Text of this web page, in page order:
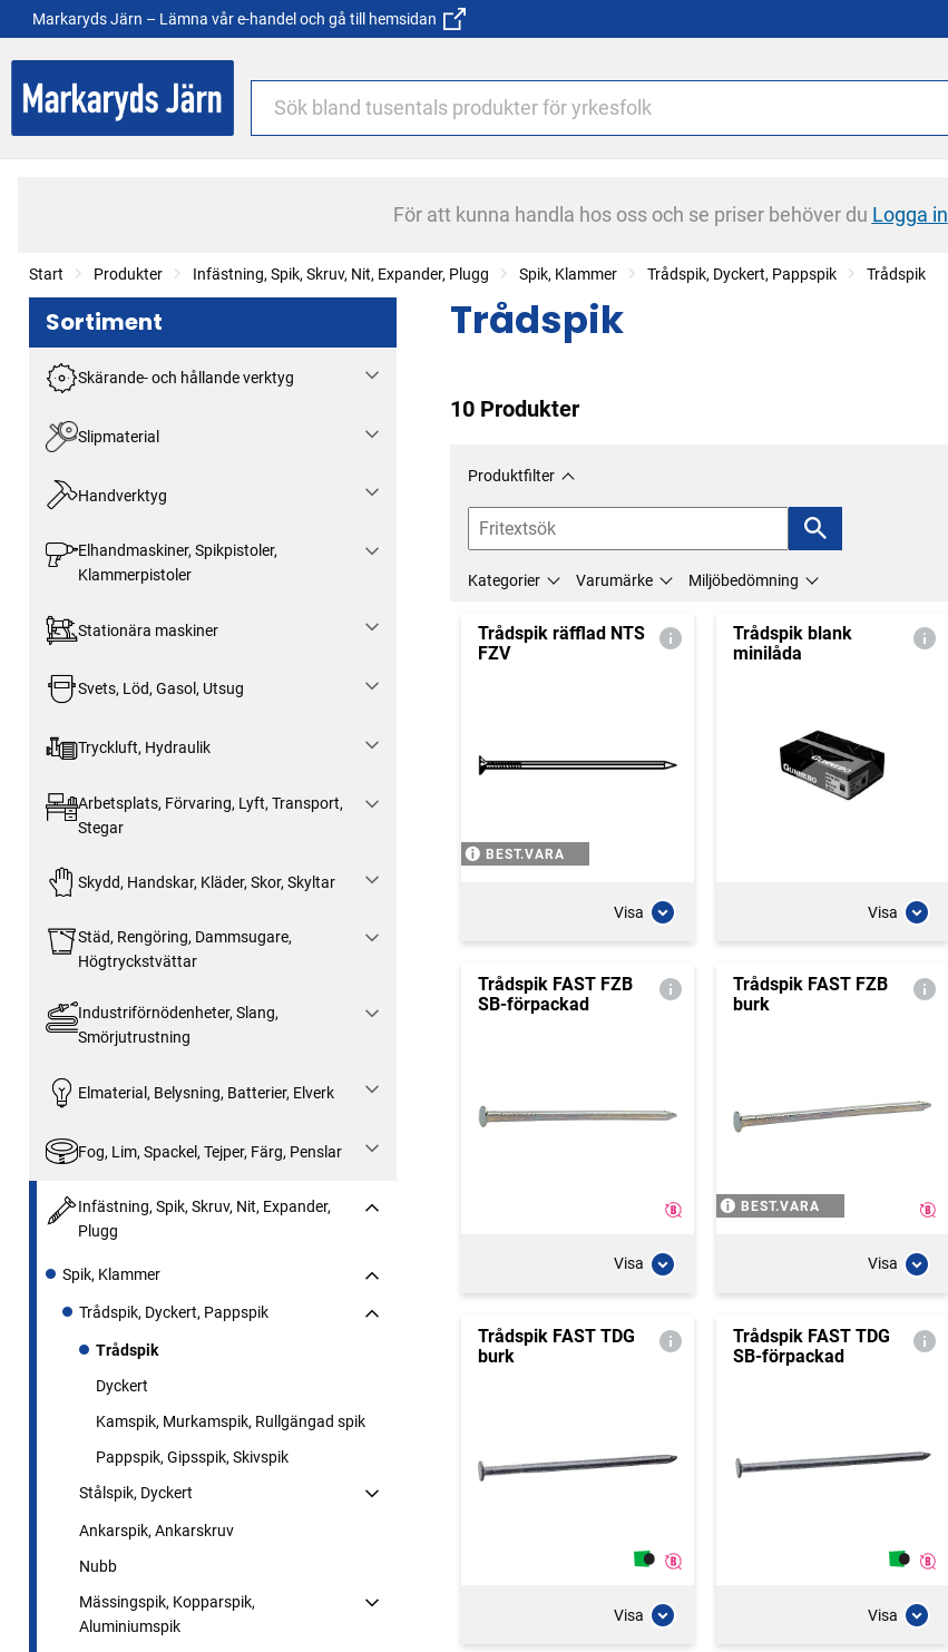
Markaryds Järn – Lämna vår e-handel och gå till hemsidan
För att kunna handla hos oss och se priser behöver du Logga in
Start Produkter Infästning, Spik, Skruv, Nit, Expander, Plugg Spik, Klammer Trådspik, Dyckert, Pappspik Trådspik
Sortiment
Skärande- och hållande verktyg
Slipmaterial
Handverktyg
Elhandmaskiner, Spikpistoler,
Klammerpistoler
Stationära maskiner
Svets, Löd, Gasol, Utsug
Tryckluft, Hydraulik
Arbetsplats, Förvaring, Lyft, Transport,
Stegar
Skydd, Handskar, Kläder, Skor, Skyltar
Städ, Rengöring, Dammsugare,
Högtryckstvättar
Industriförnödenheter, Slang,
Smörjutrustning
Elmaterial, Belysning, Batterier, Elverk
Fog, Lim, Spackel, Tejper, Färg, Penslar
Infästning, Spik, Skruv, Nit, Expander,
Plugg
Spik, Klammer
Trådspik, Dyckert, Pappspik
Trådspik
Dyckert
Kamspik, Murkamspik, Rullgängad spik
Pappspik, Gipsspik, Skivspik
Stålspik, Dyckert
Ankarspik, Ankarskruv
Nubb
Mässingspik, Kopparspik,
Aluminiumspik
Trådspik
10 Produkter
Produktfilter
Kategorier Varumärke Miljöbedömning
Trådspik räfflad NTS
FZV
BEST.VARA
Visa
Trådspik blank
minilåda
Visa
Trådspik FAST FZB
SB-förpackad
Visa
Trådspik FAST FZB
burk
BEST.VARA
Visa
Trådspik FAST TDG
burk
Visa
Trådspik FAST TDG
SB-förpackad
Visa